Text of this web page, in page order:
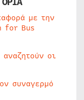
με την
for Bus
οι
συναγερμό